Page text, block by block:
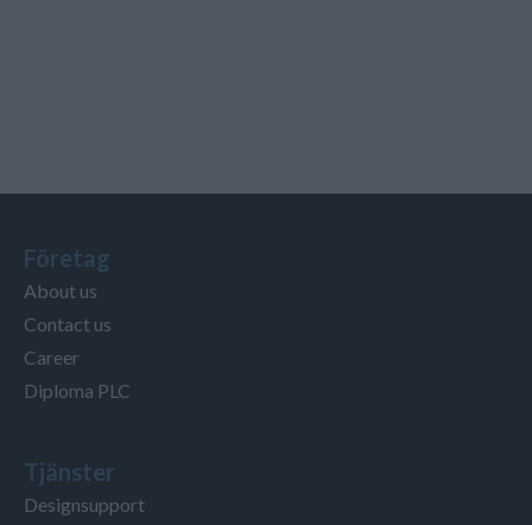
Företag
About us
Contact us
Career
Diploma PLC
Tjänster
Designsupport